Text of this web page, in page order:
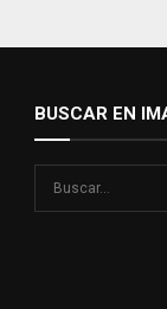
BUSCAR EN